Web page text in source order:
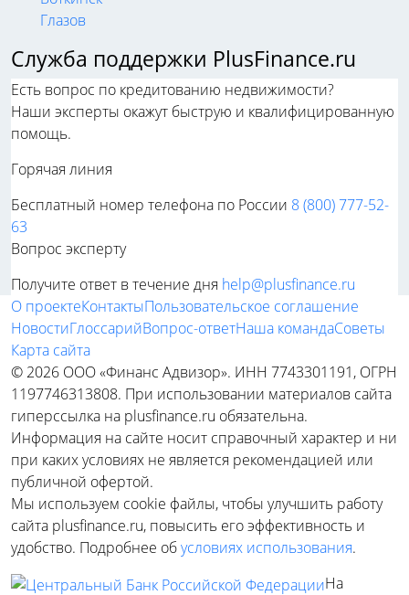
Глазов
Служба поддержки PlusFinance.ru
Есть вопрос по кредитованию недвижимости?
Наши эксперты окажут быструю и квалифицированную
помощь.
Горячая линия
Бесплатный номер телефона по России 8 (800) 777-52-
63
Вопрос эксперту
Получите ответ в течение дня help@plusfinance.ru
О проектеКонтактыПользовательское соглашение
НовостиГлоссарийВопрос-ответНаша командаСоветы
Карта сайта
© 2026 ООО «Финанс Адвизор». ИНН 7743301191, ОГРН
1197746313808. При использовании материалов сайта
гиперссылка на plusfinance.ru обязательна.
Информация на сайте носит справочный характер и ни
при каких условиях не является рекомендацией или
публичной офертой.
Мы используем cookie файлы, чтобы улучшить работу
сайта plusfinance.ru, повысить его эффективность и
удобство. Подробнее обусловиях использования.
На